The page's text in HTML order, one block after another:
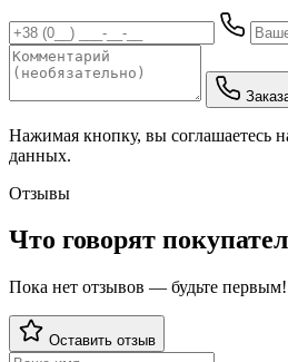
Нажимая кнопку, вы соглашаетесь
данных.
Отзывы
Что говорят
Пока нет отзывов — будьте первым!
Оставить отзыв